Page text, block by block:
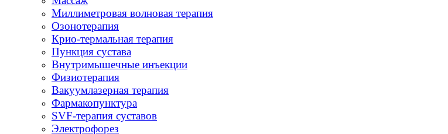
Миллиметровая волновая терапия
Озонотерапия
Крио-термальная терапия
Пункция сустава
Внутримышечные инъекции
Физиотерапия
Вакуумлазерная терапия
Фармакопунктура
SVF-терапия суставов
Электрофорез